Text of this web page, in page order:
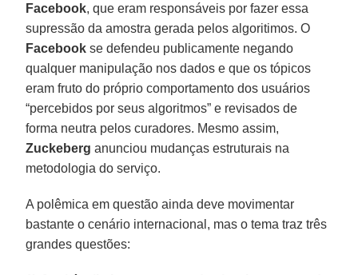
Facebook, que eram responsáveis por fazer essa
supressão da amostra gerada pelos algoritimos. O
Facebook se defendeu publicamente negando
qualquer manipulação nos dados e que os tópicos
eram fruto do próprio comportamento dos usuários
“percebidos por seus algoritmos” e revisados de
forma neutra pelos curadores. Mesmo assim,
Zuckeberg anunciou mudanças estruturais na
metodologia do serviço.
A polêmica em questão ainda deve movimentar
bastante o cenário internacional, mas o tema traz três
grandes questões: